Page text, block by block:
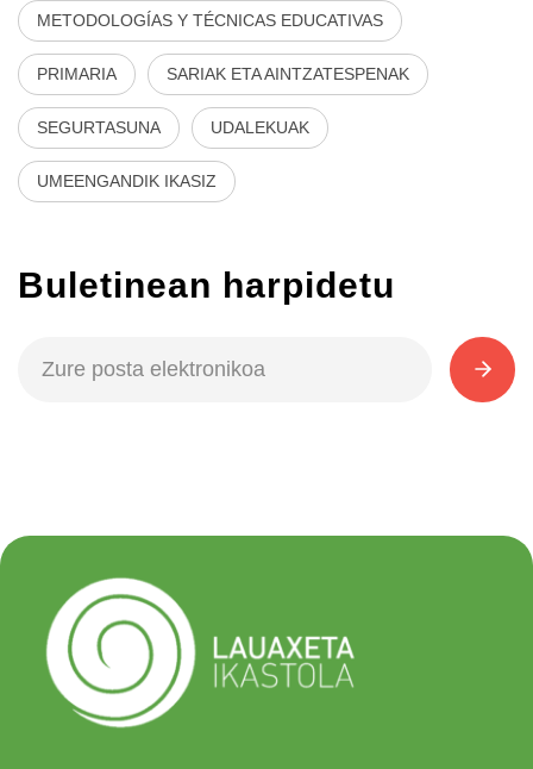
METODOLOGÍAS Y TÉCNICAS EDUCATIVAS
PRIMARIA SARIAK ETA AINTZATESPENAK
SEGURTASUNA UDALEKUAK
UMEENGANDIK IKASIZ
Buletinean harpidetu